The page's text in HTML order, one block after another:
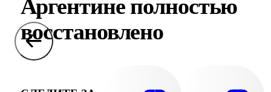
Аргентине полностью
восстановлено